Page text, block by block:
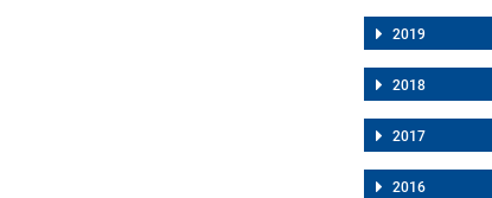
2019
2018
2017
2016